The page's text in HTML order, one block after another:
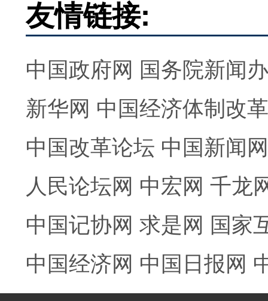
友情链接:
中国政府网 国务院新闻
新华网 中国经济体制改
中国改革论坛 中国新闻网
人民论坛网 中宏网 千龙
中国记协网 求是网 国家
中国经济网 中国日报网